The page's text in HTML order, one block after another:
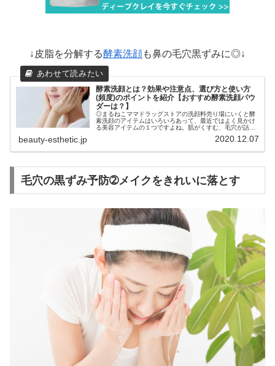
↓皮脂を分解する酵素洗顔も鼻の毛穴黒ずみに◎↓
酵素洗顔とは？効果や注意点、選び方と使い方
(頻度)のポイントを紹介【おすすめ酵素洗顔パウ
ダーは？】
◎まるねこママドラッグストアの洗顔料売り場にいくと酵
素洗顔のアイテムはいろいろあって、最近ではよく見かけ
る美容アイテムの１つですよね。肌がくすむ、毛穴が詰ま
beauty-esthetic.jp 2020.12.07
毛穴の黒ずみ予防➁メイクをきれいに落とす